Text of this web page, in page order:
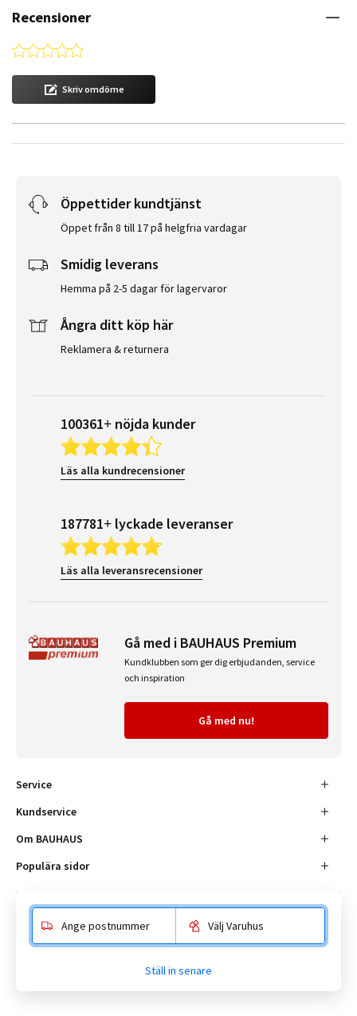
Recensioner
0.0 star rating
Skriv omdöme
Öppettider kundtjänst
Öppet från 8 till 17 på helgfria vardagar
Smidig leverans
Hemma på 2-5 dagar för lagervaror
Ångra ditt köp här
Reklamera & returnera
100361+ nöjda kunder
Läs alla kundrecensioner
187781+ lyckade leveranser
Läs alla leveransrecensioner
Gå med i BAUHAUS Premium
Kundklubben som ger dig erbjudanden, service
och inspiration
Gå med nu!
Service
Kundservice
Om BAUHAUS
Populära sidor
Enköpingsvägen 41, 177 38 Järfälla.
Ange postnummer Välj Varuhus
Ställ in senare